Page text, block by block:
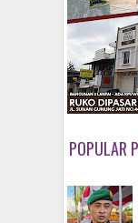
POPULAR